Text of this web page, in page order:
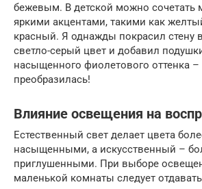
бежевым. В детской можно сочетать
яркими акцентами, такими как
красный. Я однажды покрасил стену
светло-серый цвет и добавил
насыщенного фиолетового оттенка –
преобразилась!
Влияние освещения на
Естественный свет делает цвета
насыщенными, а искусственный –
приглушенными. При выборе
маленькой комнаты следует